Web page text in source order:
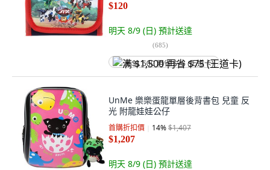
$120
明天 8/9 (日) 預計送達
(685)
满 $1,500 再省 $75 (王道卡)
UnMe 樂樂蛋龍單層後背書包 兒童 反
光 附龍娃娃公仔
首購折扣價 14%$1,407
$1,207
明天 8/9 (日) 預計送達